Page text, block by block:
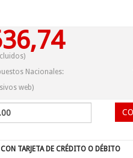
Nacionales:
web)
TARJETA DE CRÉDITO O DÉBITO